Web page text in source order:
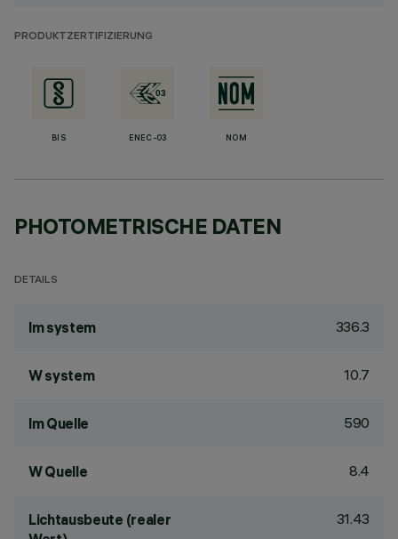
PRODUKTZERTIFIZIERUNG
BIS ENEC-03 NOM
PHOTOMETRISCHE DATEN
DETAILS
lm system 336.3
W system 10.7
lm Quelle 590
W Quelle 8.4
Lichtausbeute (realer
31.43